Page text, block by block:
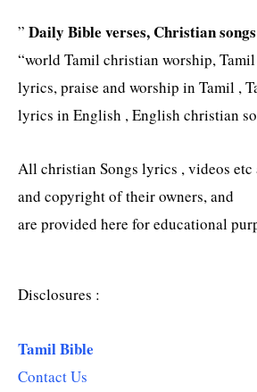
” Daily Bible verses, Christian
“world Tamil christian worship,
lyrics, praise and worship in Tamil ,
lyrics in English , English christian
All christian Songs lyrics , videos etc
and copyright of their owners, and
are provided here for educational
Disclosures :
Tamil Bible
Contact Us